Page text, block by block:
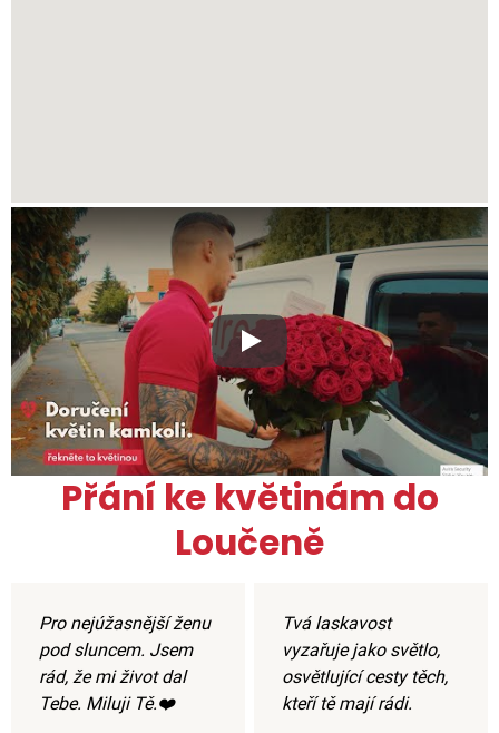
Xxx
Přání ke květinám do
Loučeně
Pro nejúžasnější ženu
pod sluncem. Jsem
rád, že mi život dal
Tebe. Miluji Tě.❤️
Tvá laskavost
vyzařuje jako světlo,
osvětlující cesty těch,
kteří tě mají rádi.